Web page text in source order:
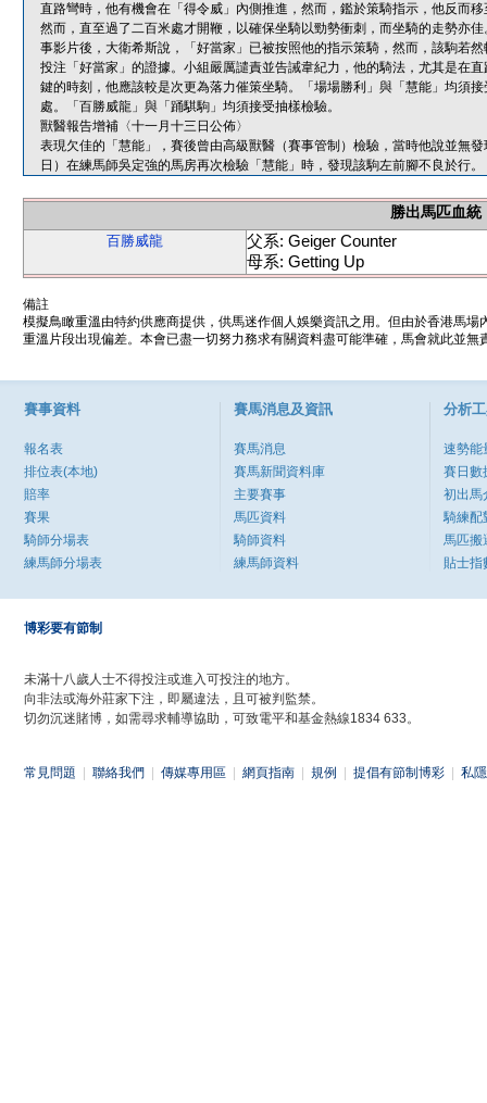
直路彎時，他有機會在「得令威」內側推進，然而，鑑於策騎指示，他反而
然而，直至過了二百米處才開鞭，以確保坐騎以勁勢衝刺，而坐騎的走勢亦
事影片後，大衛希斯說，「好當家」已被按照他的指示策騎，然而，該駒若
投注「好當家」的證據。小組嚴厲譴責並告誡韋紀力，他的騎法，尤其是在
鍵的時刻，他應該較是次更為落力催策坐騎。「場場勝利」與「慧能」均須
處。「百勝威龍」與「踊騏駒」均須接受抽樣檢驗。
獸醫報告增補〈十一月十三日公佈〉
表現欠佳的「慧能」，賽後曾由高級獸醫（賽事管制）檢驗，當時他說並無
日）在練馬師吳定強的馬房再次檢驗「慧能」時，發現該駒左前腳不良於行
勝出馬匹血統
百勝威龍
父系: Geiger Counter
母系: Getting Up
備註
模擬鳥瞰重溫由特約供應商提供，供馬迷作個人娛樂資訊之用。但由於香港馬
重溫片段出現偏差。本會已盡一切努力務求有關資料盡可能準確，馬會就此並
賽事資料
報名表
排位表(本地)
賠率
賽果
騎師分場表
練馬師分場表
賽馬消息及資訊
賽馬消息
賽馬新聞資料庫
主要賽事
馬匹資料
騎師資料
練馬師資料
分析
速勢能
賽日數
初出馬
騎練配
馬匹搬
貼士指
博彩要有節制
未滿十八歲人士不得投注或進入可投注的地方。
向非法或海外莊家下注，即屬違法，且可被判監禁。
切勿沉迷賭博，如需尋求輔導協助，可致電平和基金熱線1834 633。
常見問題 聯絡我們 傳媒專用區 網頁指南 規例 提倡有節制博彩 私